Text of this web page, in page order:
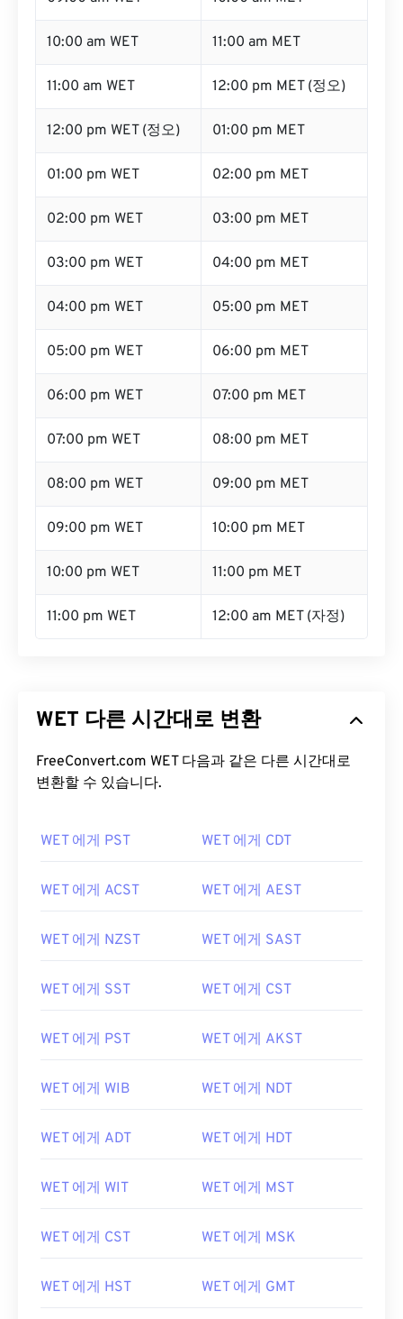
10:00 am WET 11:00 am MET
11:00 am WET 12:00 pm MET (정오)
12:00 pm WET (정오) 01:00 pm MET
01:00 pm WET 02:00 pm MET
02:00 pm WET 03:00 pm MET
03:00 pm WET 04:00 pm MET
04:00 pm WET 05:00 pm MET
05:00 pm WET 06:00 pm MET
06:00 pm WET 07:00 pm MET
07:00 pm WET 08:00 pm MET
08:00 pm WET 09:00 pm MET
09:00 pm WET 10:00 pm MET
10:00 pm WET 11:00 pm MET
11:00 pm WET 12:00 am MET (자정)
WET 다른 시간대로 변환
FreeConvert.com WET 다음과 같은 다른 시간대로
변환할 수 있습니다.
WET 에게 PST WET 에게 CDT
WET 에게 ACST WET 에게 AEST
WET 에게 NZST WET 에게 SAST
WET 에게 SST WET 에게 CST
WET 에게 PST WET 에게 AKST
WET 에게 WIB WET 에게 NDT
WET 에게 ADT WET 에게 HDT
WET 에게 WIT WET 에게 MST
WET 에게 CST WET 에게 MSK
WET 에게 HST WET 에게 GMT